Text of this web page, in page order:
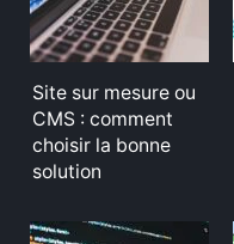
Site sur mesure ou
CMS : comment
choisir la bonne
solution